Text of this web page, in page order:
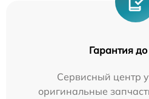
Гарантия
Сервисный центр
оригинальные